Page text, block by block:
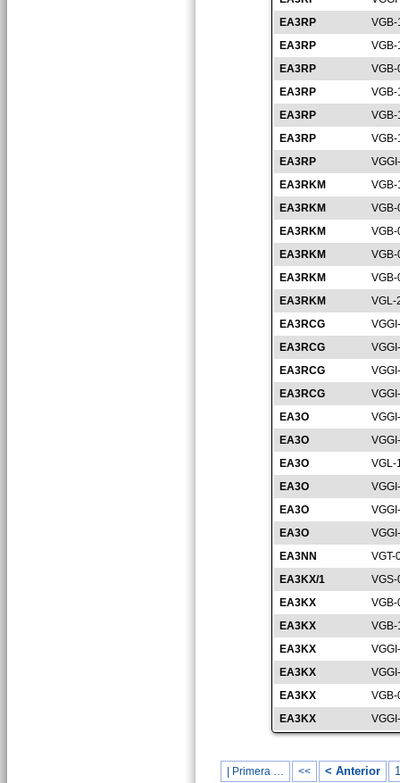
EA3RP
EA3RP
EA3RP
EA3RP
EA3RP
EA3RP
EA3RP
EA3RKM
EA3RKM
EA3RKM
EA3RKM
EA3RKM
EA3RKM
VGL-
EA3RCG
EA3RCG
EA3RCG
EA3RCG
EA3O
EA3O
EA3O
VGL-
EA3O
EA3O
EA3O
EA3NN
VGT-
EA3KX/1
EA3KX
EA3KX
EA3KX
EA3KX
EA3KX
EA3KX
| Primera … << < Anterior